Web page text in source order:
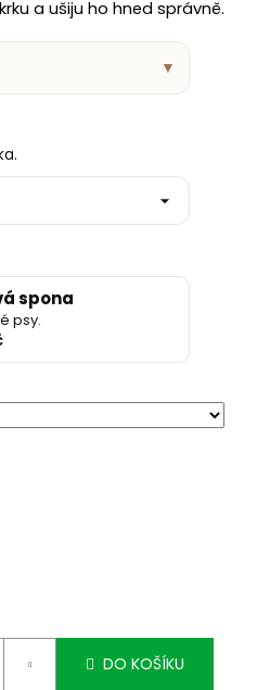
a ušiju ho hned správně.
▼
spona
psy.
DO KOŠÍKU